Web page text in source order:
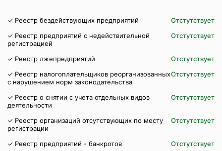
✓ Реестр бездействующих предприятий
Отстутствует
✓ Реестр предприятий с недействительной
регистрацией
Отстутствует
✓ Реестр лжепредприятий
Отстутствует
✓ Реестр налогоплательщиков реорганизованных
с нарушением норм законодательства
Отстутствует
✓ Реестр о снятии с учета отдельных видов
деятельности
Отстутствует
✓ Реестр организаций отсутствующих по месту
регистрации
Отстутствует
✓ Реестр предприятий - банкротов
Отстутствует